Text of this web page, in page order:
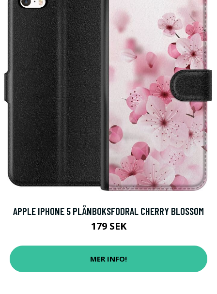
APPLE IPHONE 5 PLÅNBOKSFODRAL CHERRY BLOSSOM
179 SEK
MER INFO!